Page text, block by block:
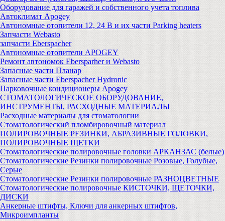
Оборудование для гаражей и собственного учета топлива
Автоклимат Apogey
Автономные отопители 12, 24 В и их части Parking heaters
Запчасти Webasto
запчасти Eberspacher
Автономные отопители APOGEY
Ремонт автономок Ebersparher и Webasto
Запасные части Планар
Запасные части Eberspacher Hydronic
Парковочные кондиционеры Apogey
СТОМАТОЛОГИЧЕСКОЕ ОБОРУДОВАНИЕ,
ИНСТРУМЕНТЫ, РАСХОДНЫЕ МАТЕРИАЛЫ
Расходные материалы для стоматологии
Стоматологический пломбировочный материал
ПОЛИРОВОЧНЫЕ РЕЗИНКИ, АБРАЗИВНЫЕ ГОЛОВКИ,
ПОЛИРОВОЧНЫЕ ЩЕТКИ
Стоматологические полировочные головки АРКАНЗАС (белые)
Стоматологические Резинки полировочные Розовые, Голубые,
Серые
Стоматологические Резинки полировочные РАЗНОЦВЕТНЫЕ
Стоматологические полировочные КИСТОЧКИ, ЩЕТОЧКИ,
ДИСКИ
Анкерные штифты, Ключи для анкерных штифтов,
Микроимпланты